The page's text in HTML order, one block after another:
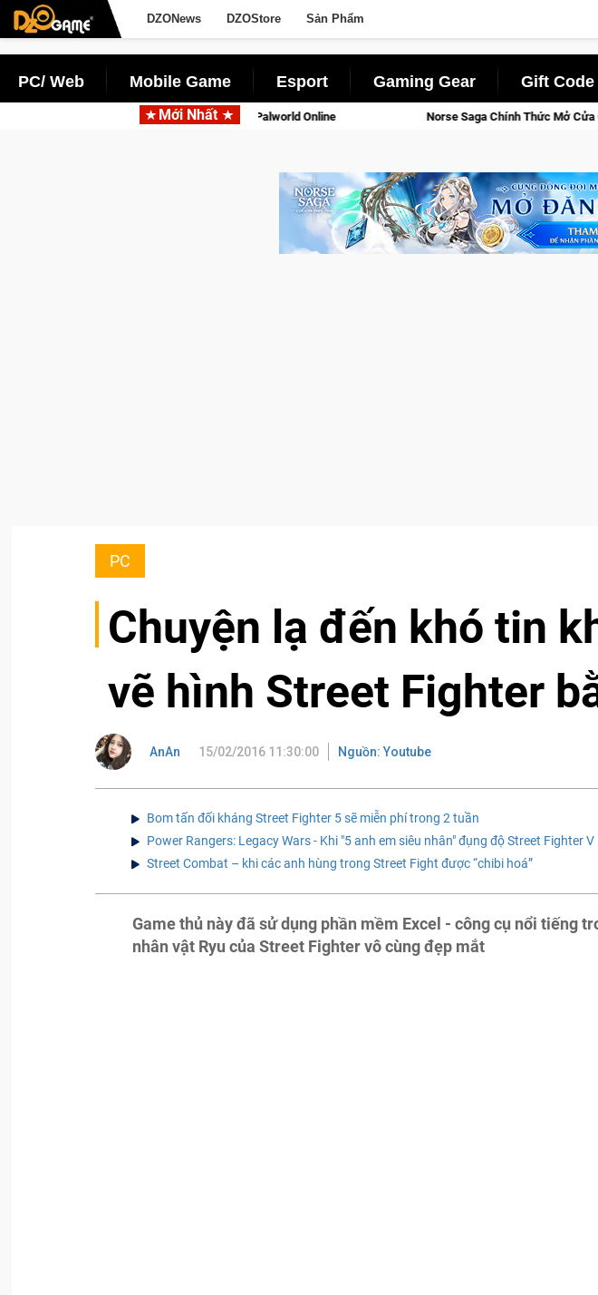
DZONews DZOStore Sản Phẩm
PC/ Web Mobile Game Esport Gaming Gear Gift Code
Mới Nhất
động với tên gọi Palworld Online Norse Saga Chính Thức Mở Cửa Closed Beta Tại Việt Nam Từ
PC
Chuyện lạ đến khó tin
vẽ hình Street Fighter
AnAn 15/02/2016 11:30:00 Nguồn: Youtube
Bom tấn đối kháng Street Fighter 5 sẽ miễn phí trong 2 tuần
Power Rangers: Legacy Wars - Khi "5 anh em siêu nhân" đụng độ Street Fighter V
Street Combat – khi các anh hùng trong Street Fight được “chibi hoá”
Game thủ này đã sử dụng phần mềm Excel - công cụ nổi tiếng
nhân vật Ryu của Street Fighter vô cùng đẹp mắt